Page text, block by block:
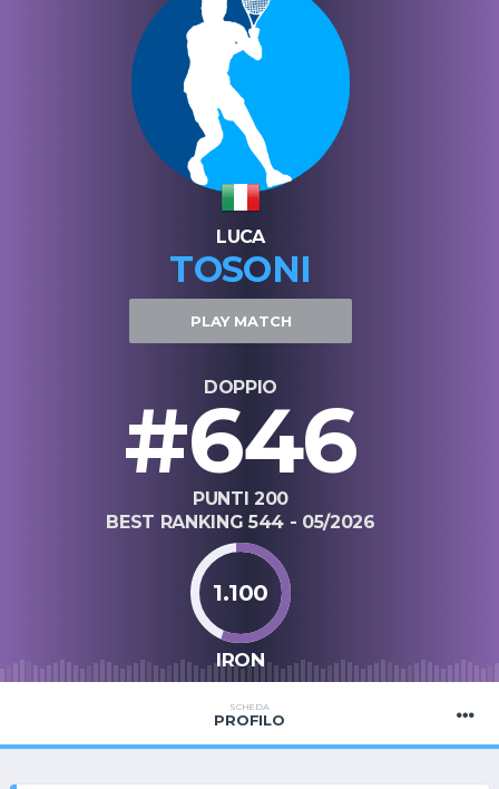
LUCA
TOSONI
PLAY MATCH
DOPPIO
#646
PUNTI 200
BEST RANKING 544 - 05/2026
1.100
IRON
SCHEDA
PROFILO